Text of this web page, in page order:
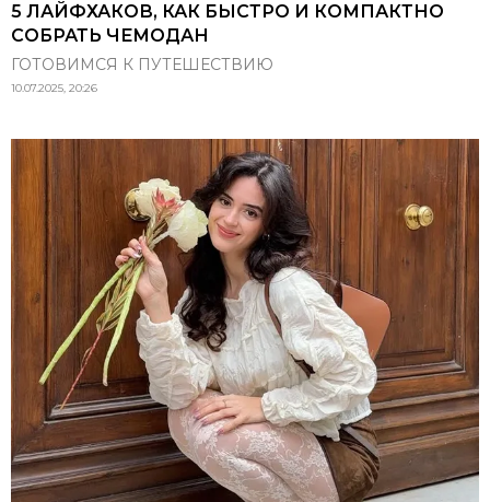
5 ЛАЙФХАКОВ, КАК БЫСТРО И КОМПАКТНО
СОБРАТЬ ЧЕМОДАН
ГОТОВИМСЯ К ПУТЕШЕСТВИЮ
10.07.2025, 20:26